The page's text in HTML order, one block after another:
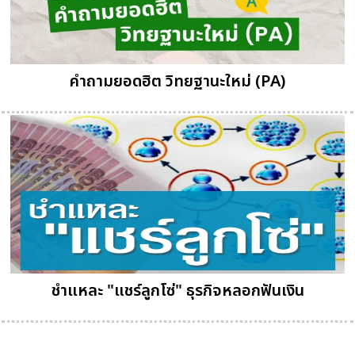
คำถามยอดฮิต วิทยฐานะใหม่ (PA)
ชำแหละ "แชร์ลูกโซ่" ธุรกิจหลอกฟันเงิน